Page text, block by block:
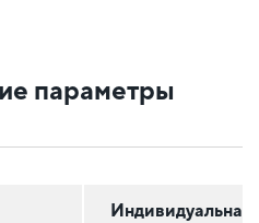
параметры
Индивидуальная